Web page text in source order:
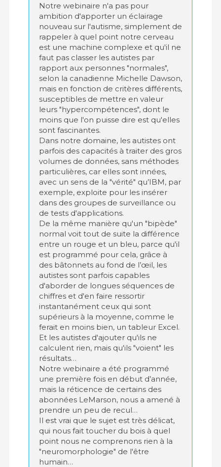
Notre webinaire n'a pas pour
ambition d'apporter un éclairage
nouveau sur l'autisme, simplement de
rappeler à quel point notre cerveau
est une machine complexe et qu'il ne
faut pas classer les autistes par
rapport aux personnes "normales",
selon la canadienne Michelle Dawson,
mais en fonction de critères différents,
susceptibles de mettre en valeur
leurs "hypercompétences", dont le
moins que l'on puisse dire est qu'elles
sont fascinantes.
Dans notre domaine, les autistes ont
parfois des capacités à traiter des gros
volumes de données, sans méthodes
particulières, car elles sont innées,
avec un sens de la "vérité" qu’IBM, par
exemple, exploite pour les insérer
dans des groupes de surveillance ou
de tests d'applications.
De la même manière qu'un "bipède"
normal voit tout de suite la différence
entre un rouge et un bleu, parce qu'il
est programmé pour cela, grâce à
des bâtonnets au fond de l’œil, les
autistes sont parfois capables
d'aborder de longues séquences de
chiffres et d'en faire ressortir
instantanément ceux qui sont
supérieurs à la moyenne, comme le
ferait en moins bien, un tableur Excel.
Et les autistes d'ajouter qu'ils ne
calculent rien, mais qu'ils "voient" les
résultats…
Notre webinaire a été programmé
une première fois en début d’année,
mais la réticence de certains des
abonnées LeMarson, nous a amené à
prendre un peu de recul…
Il est vrai que le sujet est très délicat,
qui nous fait toucher du bois à quel
point nous ne comprenons rien à la
"neuromorphologie" de l'être
humain…